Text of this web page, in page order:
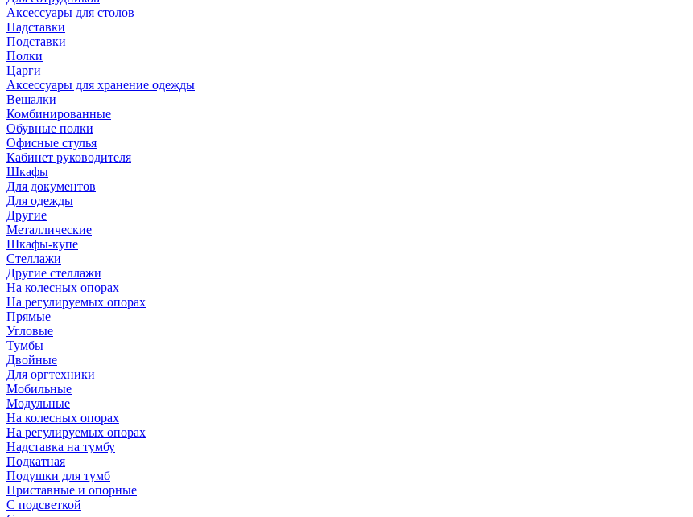
Аксессуары для столов
Надставки
Подставки
Полки
Царги
Аксессуары для хранение одежды
Вешалки
Комбинированные
Обувные полки
Офисные стулья
Кабинет руководителя
Шкафы
Для документов
Для одежды
Другие
Металлические
Шкафы-купе
Стеллажи
Другие стеллажи
На колесных опорах
На регулируемых опорах
Прямые
Угловые
Тумбы
Двойные
Для оргтехники
Мобильные
Модульные
На колесных опорах
На регулируемых опорах
Надставка на тумбу
Подкатная
Подушки для тумб
Приставные и опорные
С подсветкой